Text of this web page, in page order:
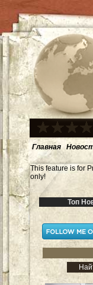
Главная
This feature is for
only!
Топ